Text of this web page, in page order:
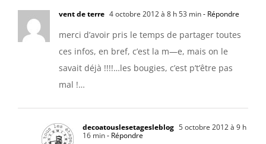
vent de terre 4 octobre 2012 à 8 h 53 min- Répondre
merci d’avoir pris le temps de partager toutes
ces infos, en bref, c’est la m—e, mais on le
savait déjà !!!!…les bougies, c’est p’t’être pas
mal !…
decoatouslesetagesleblog 5 octobre 2012 à 9 h
16 min- Répondre